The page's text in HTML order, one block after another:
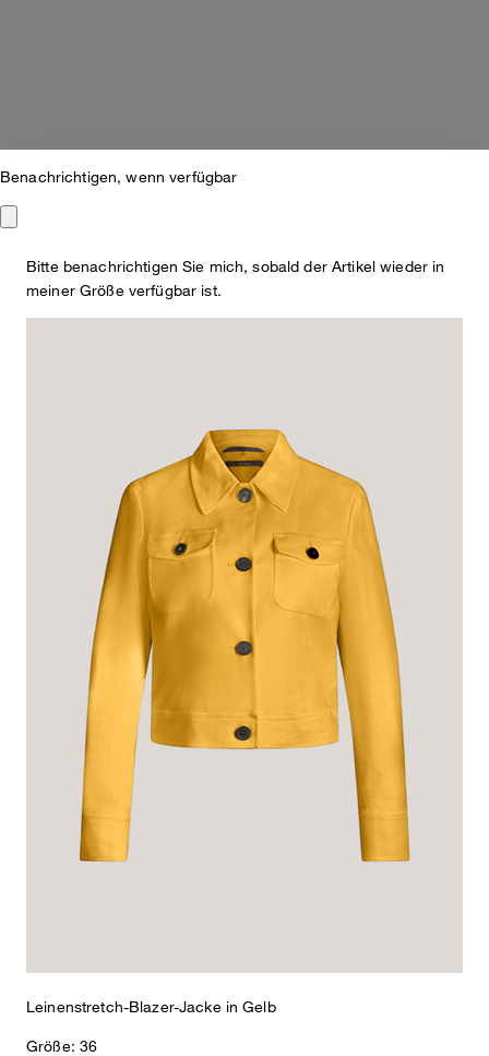
Benachrichtigen, wenn verfügbar
Bitte benachrichtigen Sie mich, sobald der Artikel wieder in
meiner Größe verfügbar ist.
Leinenstretch-Blazer-Jacke in Gelb
Größe: 36